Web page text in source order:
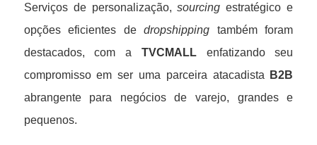
Serviços de personalização,sourcing estratégico e
opções eficientes dedropshipping também foram
destacados, com a TVCMALLenfatizando seu
compromisso em ser uma parceira atacadista
B2B
abrangente para negócios de varejo, grandes e
pequenos.